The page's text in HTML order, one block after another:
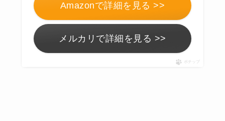
Amazonで詳細を見る >>
メルカリで詳細を見る >>
ポチップ